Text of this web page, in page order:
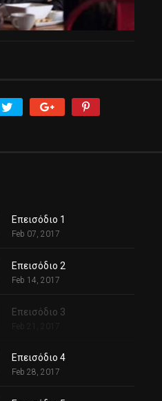
Επεισόδιο 1
Feb 07, 2017
Επεισόδιο 2
Feb 14, 2017
Επεισόδιο 3
Feb 21, 2017
Επεισόδιο 4
Feb 28, 2017